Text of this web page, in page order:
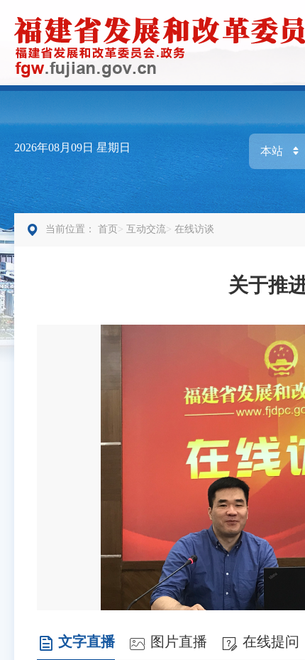
2026年08月09日 星期日
当前位置： 首页 互动交流 在线访谈
关于推
文字直播 图片直播 在线提问